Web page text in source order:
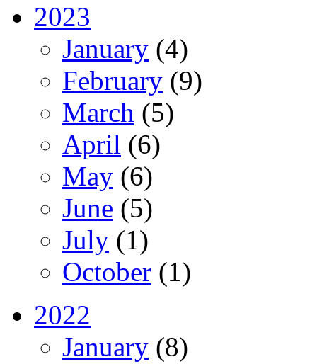
2023
January (4)
February (9)
March (5)
April (6)
May (6)
June (5)
July (1)
October (1)
2022
January (8)